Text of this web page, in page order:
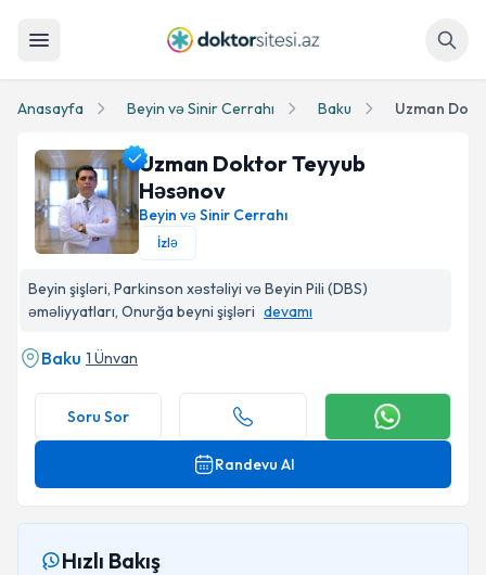
Anasayfa Beyin və Sinir Cerrahı Baku Uzman
Uzman Doktor Teyyub Həsənov Profil Fotosu
Uzman Doktor Teyyub
Həsənov
Beyin və Sinir Cerrahı
İzlə
Beyin şişləri, Parkinson xəstəliyi və Beyin Pili (DBS)
əməliyyatları, Onurğa beyni şişləri devamı
Baku 1 Ünvan
Soru Sor
Randevu Al
Hızlı Bakış